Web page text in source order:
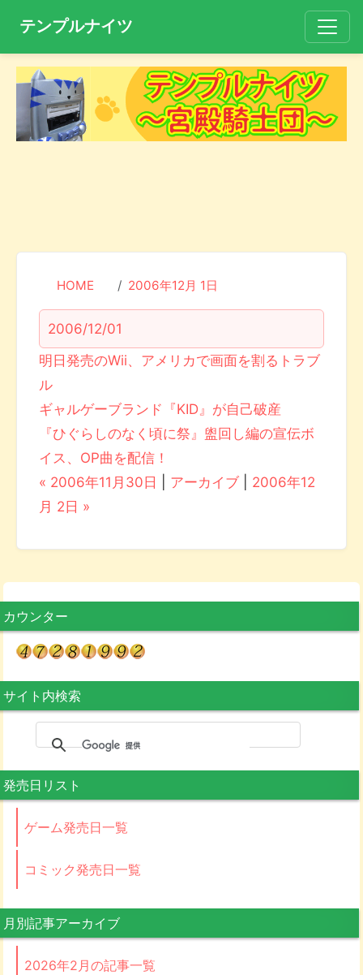
テンプルナイツ
HOME 2006年12月 1日
2006/12/01
明日発売のWii、アメリカで画面を割るトラブ
ル
ギャルゲーブランド『KID』が自己破産
『ひぐらしのなく頃に祭』盥回し編の宣伝ボ
イス、OP曲を配信！
« 2006年11月30日
アーカイブ
2006年12
月 2日 »
カウンター
サイト内検索
発売日リスト
ゲーム発売日一覧
コミック発売日一覧
月別記事アーカイブ
2026年2月の記事一覧